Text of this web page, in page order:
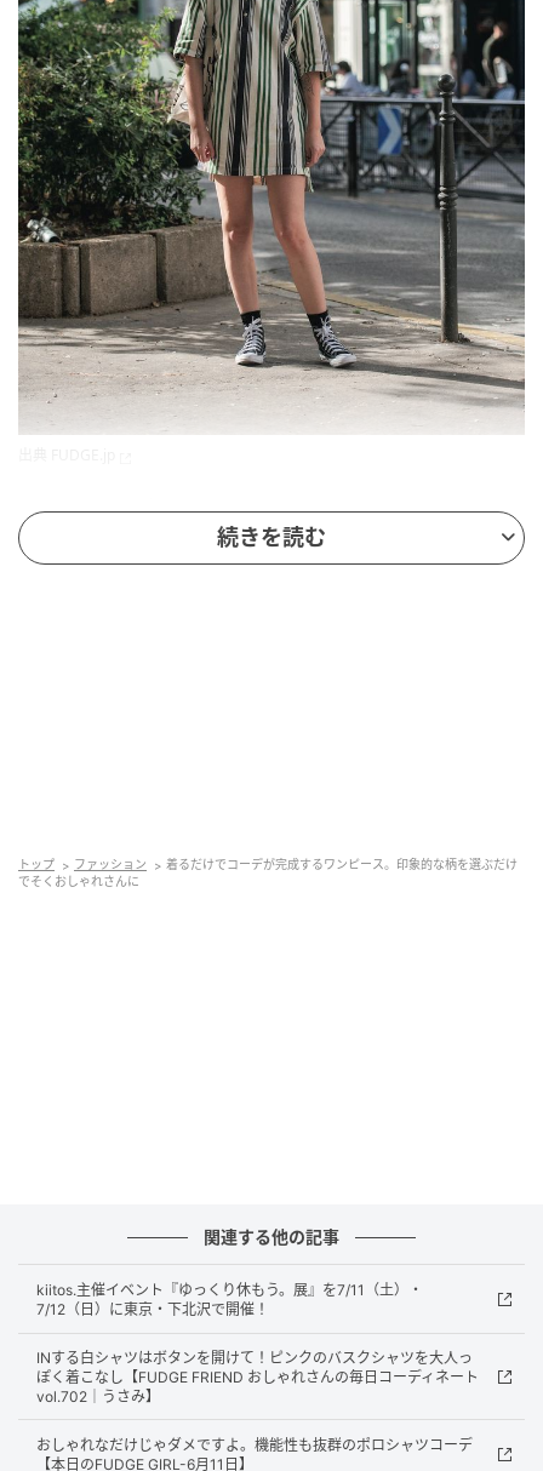
name Ninonさん
project director
ワンピース／Vintage、バッグ／モードイベントのグッ
次の記事
紳士を気取ったハンサムスタイルを指す「ジ
ェンツ」って何の略？【お洒落さんのための
ファッション用語辞典 vol.121】
の記事をもっとみる
続きを読む
トップ ファッション
着るだけでコーデが完成するワンピース。印象的な柄を選ぶだけ
でそくおしゃれさんに
関連する他の記事
kiitos.主催イベント『ゆっくり休もう。展』を7/11（土）・
7/12（日）に東京・下北沢で開催！
INする白シャツはボタンを開けて！ピンクのバスクシャツを大人っ
ぽく着こなし【FUDGE FRIEND おしゃれさんの毎日コーディネート
vol.702｜うさみ】
おしゃれなだけじゃダメですよ。機能性も抜群のポロシャツコーデ
【本日のFUDGE GIRL-6月11日】